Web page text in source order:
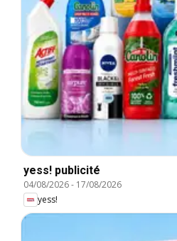
yess! publicité
04/08/2026- 17/08/2026
yess!